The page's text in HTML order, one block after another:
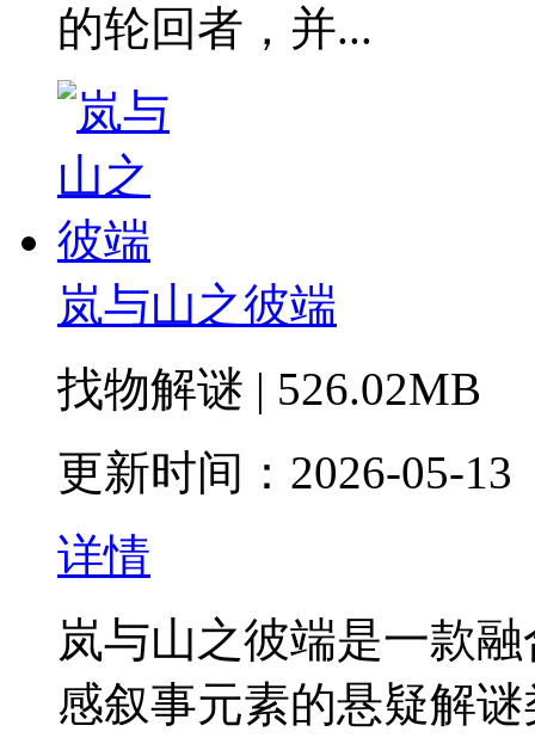
的轮回者，并...
岚与山之彼端
找物解谜 | 526.02MB
更新时间：2026-05-13
详情
岚与山之彼端是一款
感叙事元素的悬疑解